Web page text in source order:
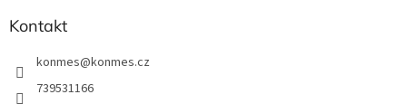
Kontakt
konmes@konmes.cz
739531166